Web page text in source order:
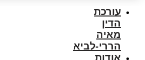
עורכת
הדין
מאיה
הררי-לביא
אודות